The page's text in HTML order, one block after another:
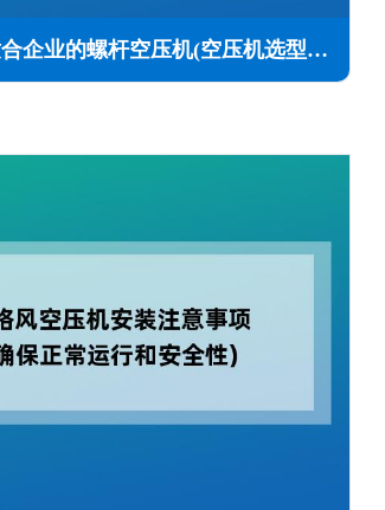
如何选购适合企业的螺杆空压机(空压机选型注意事项)